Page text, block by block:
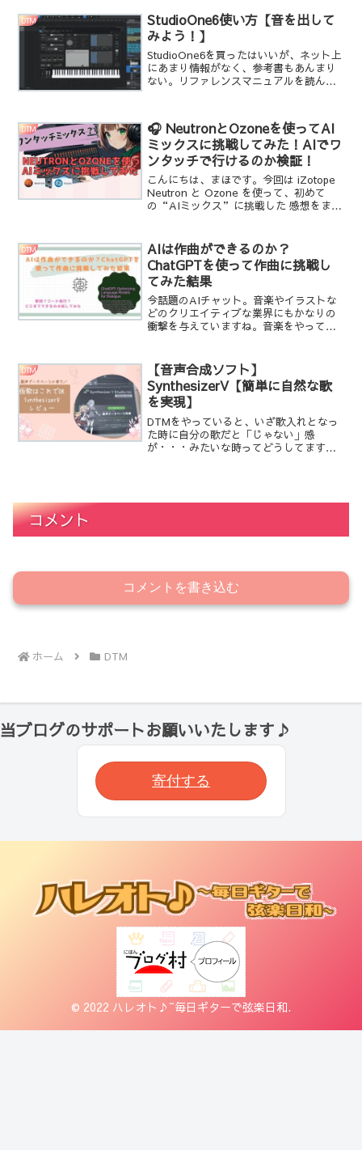
て、気持ち悪かった・・・。レイテンシ
ってこのことですか...
DTM
StudioOne6使い方【音を出して
みよう！】
StudioOne6を買ったはいいが、ネット上
にあまり情報がなく、参考書もあんまり
ない。リファレンスマニュアルを読んで
ろんな機能があるのでボタンがたくさん
あっ...
DTM
🎧 NeutronとOzoneを使ってAI
ミックスに挑戦してみた！AIでワ
ンタッチで行けるのか検証！
こんにちは、まほです。今回は iZotope
Neutron と Ozone を使って、初めて
の“AIミックス”に挑戦した 感想をまと
感…どれも覚えることが多くて、正...
DTM
AIは作曲ができるのか？
ChatGPTを使って作曲に挑戦し
てみた結果
今話題のAIチャット。音楽やイラストな
どのクリエイティブな業界にもかなりの
衝撃を与えていますね。音楽をやってい
ろです。そこで私も、ChatGPTというAI
を使って作曲...
DTM
【音声合成ソフト】
SynthesizerV【簡単に自然な歌
を実現】
DTMをやっていると、いざ歌入れとなっ
た時に自分の歌だと「じゃない」感
が・・・みたいな時ってどうしてます
が、もう少し人間っぽく歌わせた...
コメント
コメントを書き込む
ホーム DTM
当ブログのサポートお願いいたします♪
寄付する
© 2022 ハレオト♪~毎日ギターで弦楽日和.